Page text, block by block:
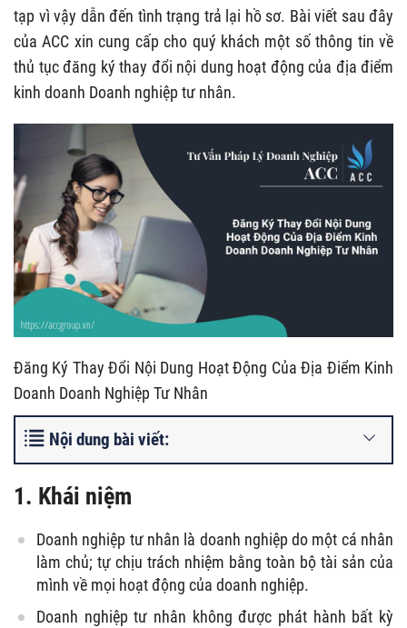
tạp vì vậy dẫn đến tình trạng trả lại hồ sơ. Bài viết sau đây
của ACC xin cung cấp cho quý khách một số thông tin về
thủ tục đăng ký thay đổi nội dung hoạt động của địa điểm
kinh doanh Doanh nghiệp tư nhân.
Đăng Ký Thay Đổi Nội Dung Hoạt Động Của Địa Điểm Kinh
Doanh Doanh Nghiệp Tư Nhân
Nội dung bài viết:
1. Khái niệm
Doanh nghiệp tư nhân là doanh nghiệp do một cá nhân
làm chủ; tự chịu trách nhiệm bằng toàn bộ tài sản của
mình về mọi hoạt động của doanh nghiệp.
Doanh nghiệp tư nhân không được phát hành bất kỳ